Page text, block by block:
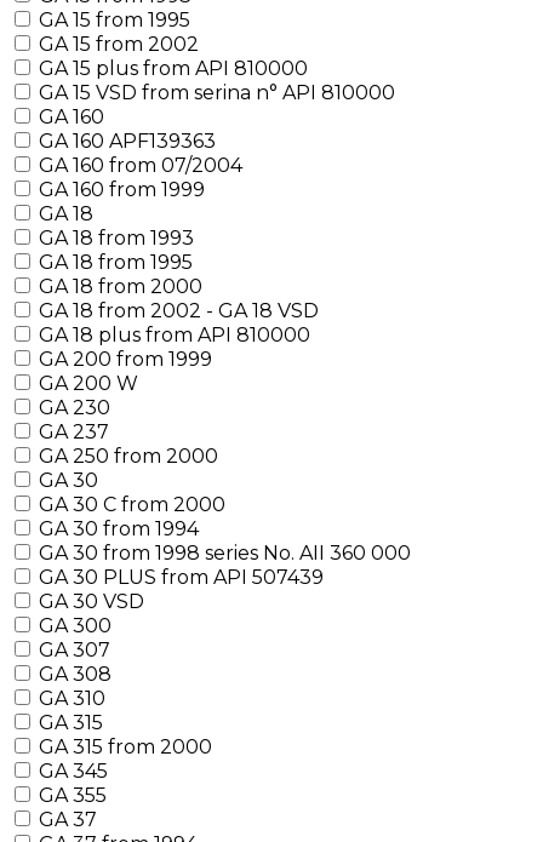
GA 15 from 1995
GA 15 from 2002
GA 15 plus from API 810000
GA 15 VSD from serina n° API 810000
GA 160
GA 160 APF139363
GA 160 from 07/2004
GA 160 from 1999
GA 18
GA 18 from 1993
GA 18 from 1995
GA 18 from 2000
GA 18 from 2002 - GA 18 VSD
GA 18 plus from API 810000
GA 200 from 1999
GA 200 W
GA 230
GA 237
GA 250 from 2000
GA 30
GA 30 C from 2000
GA 30 from 1994
GA 30 from 1998 series No. AII 360 000
GA 30 PLUS from API 507439
GA 30 VSD
GA 300
GA 307
GA 308
GA 310
GA 315
GA 315 from 2000
GA 345
GA 355
GA 37